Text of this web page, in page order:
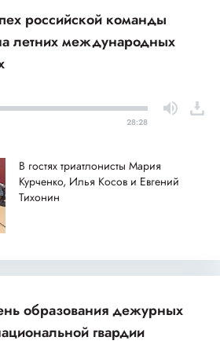
российской команды
летних международных
28:28
В гостях триатлонисты Мария
Курченко, Илья Косов и Евгений
Тихонин
образования дежурных
гвардии